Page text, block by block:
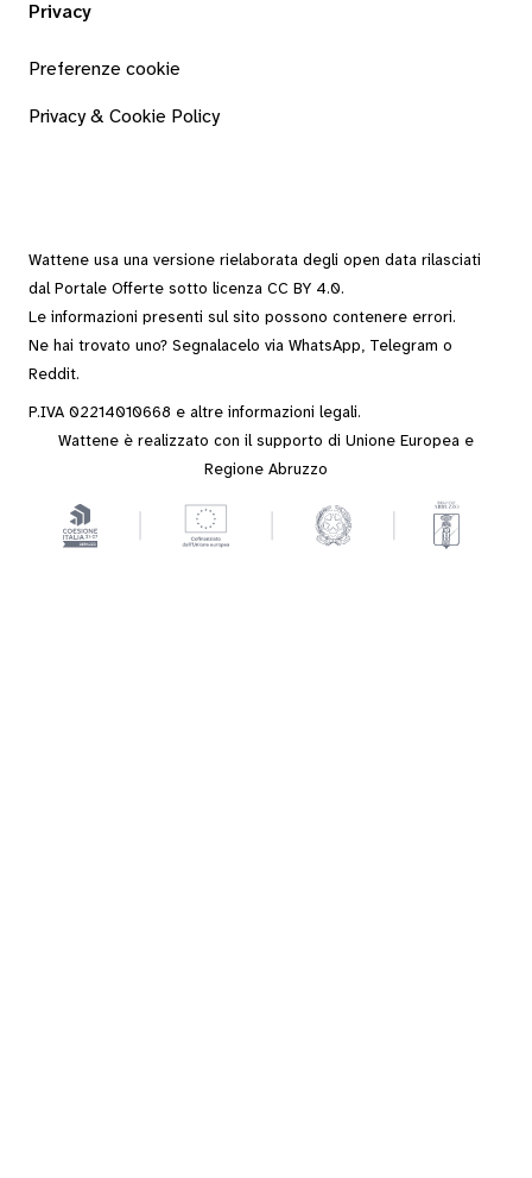
Privacy
Preferenze cookie
Privacy & Cookie Policy
Wattene usa una versione rielaborata degli open data rilasciati
dal Portale Offerte sotto licenza CC BY 4.0.
Le informazioni presenti sul sito possono contenere errori.
Ne hai trovato uno? Segnalacelo via WhatsApp, Telegram o
Reddit.
P.IVA 02214010668 e altre informazioni legali.
Wattene è realizzato con il supporto di Unione Europea e
Regione Abruzzo